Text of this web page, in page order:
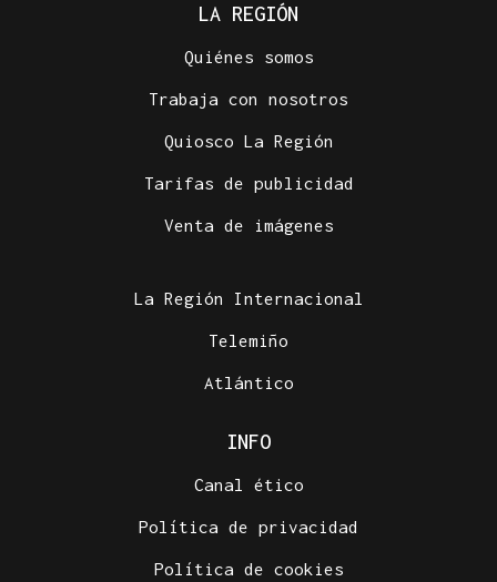
LA REGIÓN
Quiénes somos
Trabaja con nosotros
Quiosco La Región
Tarifas de publicidad
Venta de imágenes
La Región Internacional
Telemiño
Atlántico
INFO
Canal ético
Política de privacidad
Política de cookies